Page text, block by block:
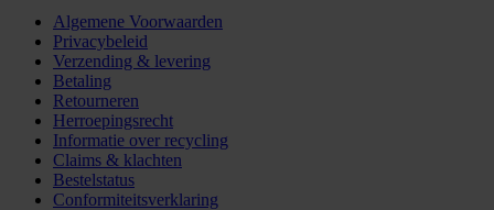
Algemene Voorwaarden
Privacybeleid
Verzending & levering
Betaling
Retourneren
Herroepingsrecht
Informatie over recycling
Claims & klachten
Bestelstatus
Conformiteitsverklaring